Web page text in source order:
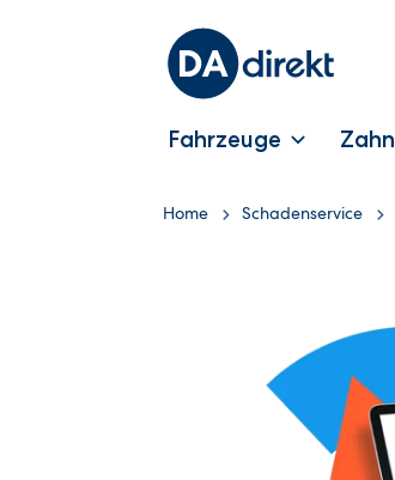
Fahrzeuge Zahn
Home Schadenservice